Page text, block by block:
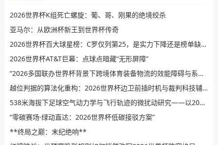
2026世界杯K组死亡螺旋：葡、哥、刚果的绝境绞杀
亚马尔：从欧洲杯新王到世界杯传奇
2026世界杯百大球星榜：C罗仅列第25，是实力下降还是榜单缺乏公信力？
2026世界杯AT&T巨幕：点球点暗藏“无形屏障”
“2026多国联办世界杯背景下跨境体育装备物流的效能障碍与系统性提升路径”
越位判据的算法化重构：2026世界杯边卫前插时机与裁判科技辅助决策的演进逻辑
538米海拔下足球空气动力学与飞行轨迹的微扰动研究——以2026世界杯BBVA球场为例
“零碳赛场·绿动直达：2026世界杯低碳接驳方案”
**终局之巅：末纪绝响**